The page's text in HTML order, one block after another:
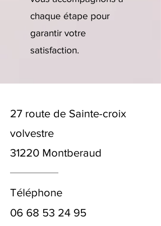
chaque étape pour
garantir votre
satisfaction.
27 route de Sainte-croix
volvestre
31220 Montberaud
Téléphone
06 68 53 24 95